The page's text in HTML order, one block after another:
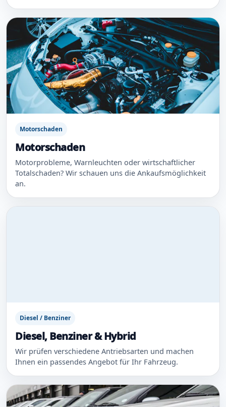
Motorschaden
Motorschaden
Motorprobleme, Warnleuchten oder wirtschaftlicher
Totalschaden? Wir schauen uns die Ankaufsmöglichkeit
an.
Diesel / Benziner
Diesel, Benziner & Hybrid
Wir prüfen verschiedene Antriebsarten und machen
Ihnen ein passendes Angebot für Ihr Fahrzeug.